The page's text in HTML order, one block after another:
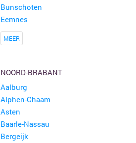
Bunschoten
Eemnes
MEER
NOORD-BRABANT
Aalburg
Alphen-Chaam
Asten
Baarle-Nassau
Bergeijk